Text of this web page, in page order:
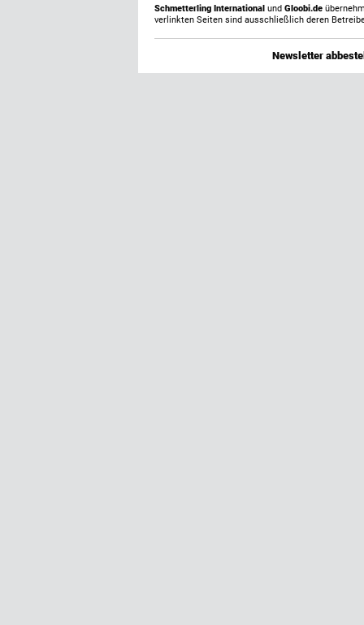
Schmetterling International und Gloobi.de
verlinkten Seiten sind ausschließlich deren
Newsletter